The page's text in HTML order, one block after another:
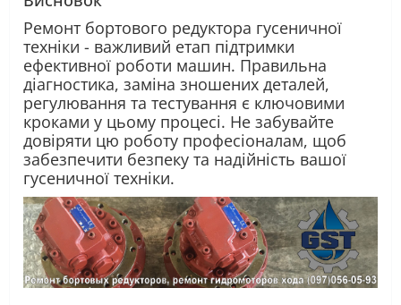
Ремонт бортового редуктора гусеничної
техніки - важливий етап підтримки
ефективної роботи машин. Правильна
діагностика, заміна зношених деталей,
регулювання та тестування є ключовими
кроками у цьому процесі. Не забувайте
довіряти цю роботу професіоналам, щоб
забезпечити безпеку та надійність вашої
гусеничної техніки.